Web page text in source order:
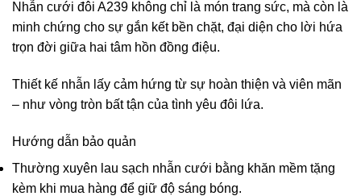
Nhẫn cưới đôi A239 không chỉ là món trang sức, mà còn là
minh chứng cho sự gắn kết bền chặt, đại diện cho lời hứa
trọn đời giữa hai tâm hồn đồng điệu.
Thiết kế nhẫn lấy cảm hứng từ sự hoàn thiện và viên mãn
– như vòng tròn bất tận của tình yêu đôi lứa.
Hướng dẫn bảo quản
Thường xuyên lau sạch nhẫn cưới bằng khăn mềm tặng
kèm khi mua hàng để giữ độ sáng bóng.